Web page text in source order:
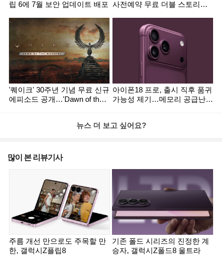
립 6에 7월 보안 업데이트 배포 사전예약 무료 더블 스토리지
'퀘이크' 30주년 기념 무료 신규
에피소드 공개…'Dawn of the
아이폰18 프로, 출시 직후 품귀
가능성 제기…메모리 공급난
뉴스 더 보고 싶어요?
많이 본 리뷰기사
주름 개선 만으로도 주목할 만
한, 갤럭시Z플립8
기존 폴드 시리즈의 진정한 계
승자, 갤럭시Z폴드8 울트라